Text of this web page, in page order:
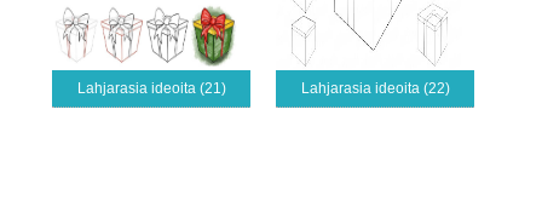
Lahjarasia ideoita (21) Lahjarasia ideoita (22)